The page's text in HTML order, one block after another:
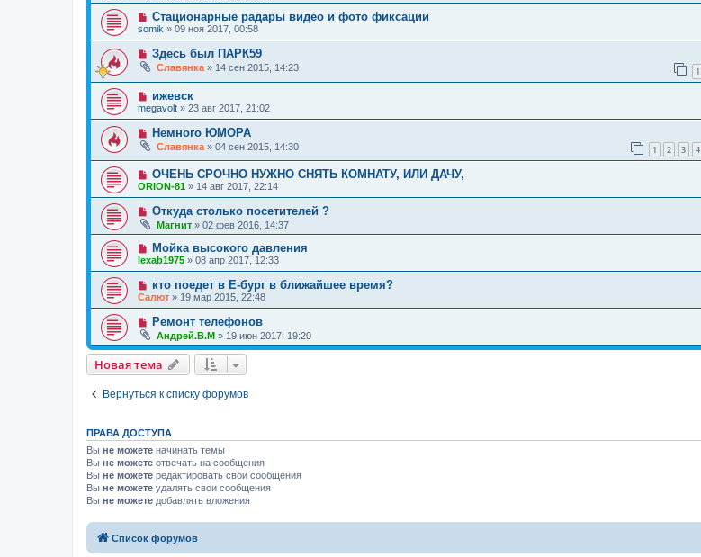
Стационарные радары видео и фото фиксации
somik » 09 ноя 2017, 00:58
Здесь был ПАРК59
Славянка » 14 сен 2015, 14:23 1
ижевск
megavolt » 23 авг 2017, 21:02
Немного ЮМОРА
Славянка » 04 сен 2015, 14:30 1 2 3 4
ОЧЕНЬ СРОЧНО НУЖНО СНЯТЬ КОМНАТУ, ИЛИ ДАЧУ,
ORION-81 » 14 авг 2017, 22:14
Откуда столько посетителей ?
Магнит » 02 фев 2016, 14:37
Мойка высокого давления
lexab1975 » 08 апр 2017, 12:33
кто поедет в Е-бург в ближайшее время?
Салют » 19 мар 2015, 22:48
Ремонт телефонов
Андрей.В.М » 19 июн 2017, 19:20
Новая тема
Вернуться к списку форумов
ПРАВА ДОСТУПА
Вы не можете начинать темы
Вы не можете отвечать на сообщения
Вы не можете редактировать свои сообщения
Вы не можете удалять свои сообщения
Вы не можете добавлять вложения
Список форумов